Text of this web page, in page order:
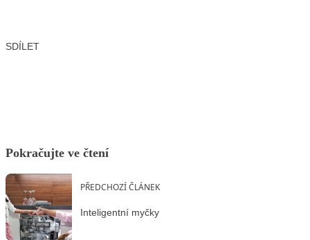
SDÍLET
Pokračujte ve čtení
PŘEDCHOZÍ ČLÁNEK
Inteligentní myčky